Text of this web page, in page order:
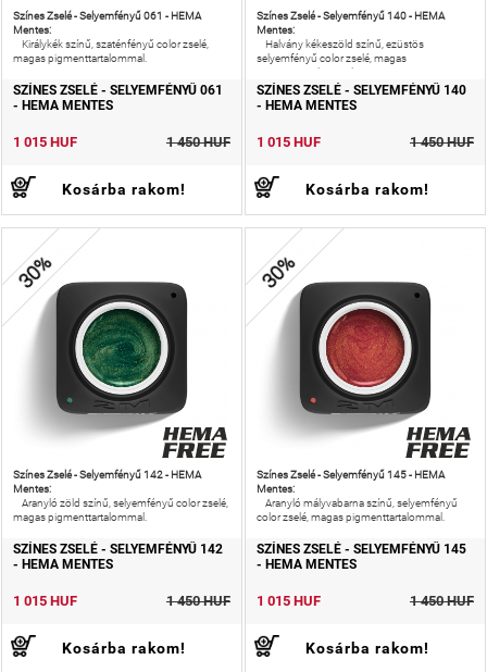
Színes Zselé - Selyemfényű 061 - HEMA
Mentes:
Királykék színű, szaténfényű color zselé,
magas pigmenttartalommal.
SZÍNES ZSELÉ - SELYEMFÉNYŰ 061
- HEMA MENTES
1 015 HUF 1 450 HUF
Kosárba rakom!
Színes Zselé - Selyemfényű 140 - HEMA
Mentes:
Halvány kékeszöld színű, ezüstös
selyemfényű color zselé, magas
pigmenttartalommal.
SZÍNES ZSELÉ - SELYEMFÉNYŰ 140
- HEMA MENTES
1 015 HUF 1 450 HUF
Kosárba rakom!
30%
Színes Zselé - Selyemfényű 142 - HEMA
Mentes:
Aranyló zöld színű, selyemfényű color zselé,
magas pigmenttartalommal.
SZÍNES ZSELÉ - SELYEMFÉNYŰ 142
- HEMA MENTES
1 015 HUF 1 450 HUF
Kosárba rakom!
30%
Színes Zselé - Selyemfényű 145 - HEMA
Mentes:
Aranyló mályvabarna színű, selyemfényű
color zselé, magas pigmenttartalommal.
SZÍNES ZSELÉ - SELYEMFÉNYŰ 145
- HEMA MENTES
1 015 HUF 1 450 HUF
Kosárba rakom!